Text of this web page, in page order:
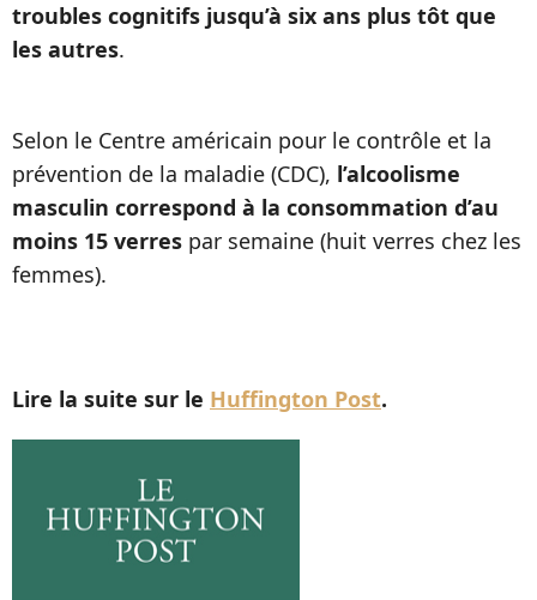
troubles cognitifs jusqu’à six ans plus tôt que
les autres.
Selon le Centre américain pour le contrôle et la
prévention de la maladie (CDC), l’alcoolisme
masculin correspond à la consommation d’au
moins 15 verres par semaine (huit verres chez les
femmes).
Lire la suite sur le Huffington Post.